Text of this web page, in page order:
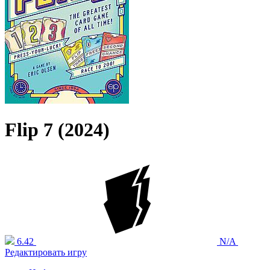
Flip 7 (2024)
6.42
N/A
Редактировать игру